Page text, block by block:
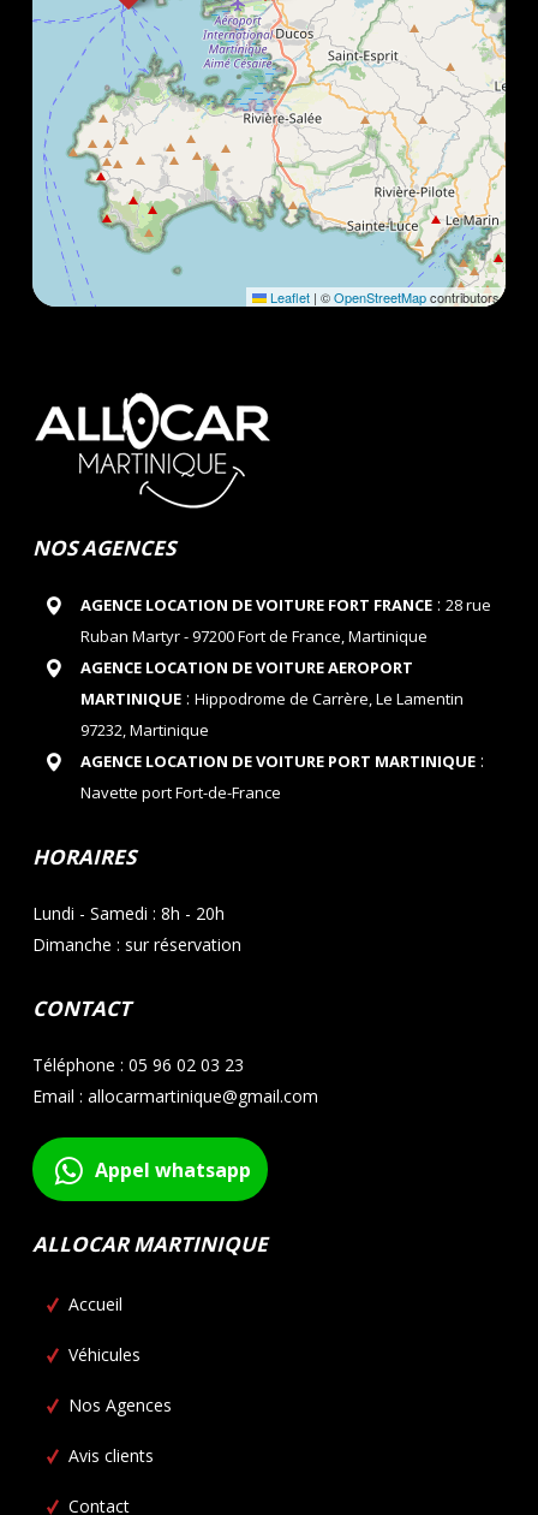
Leaflet | ©OpenStreetMapcontributors
NOS AGENCES
AGENCE LOCATION DE VOITURE FORT FRANCE: 28 rue
Ruban Martyr - 97200 Fort de France, Martinique
AGENCE LOCATION DE VOITURE AEROPORT
MARTINIQUE: Hippodrome de Carrère, Le Lamentin
97232, Martinique
AGENCE LOCATION DE VOITURE PORT MARTINIQUE:
Navette port Fort-de-France
HORAIRES
Lundi - Samedi : 8h - 20h
Dimanche : sur réservation
CONTACT
Téléphone : 05 96 02 03 23
Email : allocarmartinique@gmail.com
Appel whatsapp
ALLOCAR MARTINIQUE
Accueil
Véhicules
Nos Agences
Avis clients
Contact